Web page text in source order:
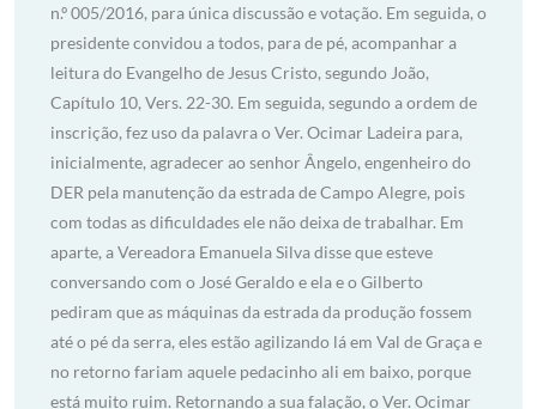
n.º 005/2016, para única discussão e votação. Em seguida, o
presidente convidou a todos, para de pé, acompanhar a
leitura do Evangelho de Jesus Cristo, segundo João,
Capítulo 10, Vers. 22-30. Em seguida, segundo a ordem de
inscrição, fez uso da palavra o Ver. Ocimar Ladeira para,
inicialmente, agradecer ao senhor Ângelo, engenheiro do
DER pela manutenção da estrada de Campo Alegre, pois
com todas as dificuldades ele não deixa de trabalhar. Em
aparte, a Vereadora Emanuela Silva disse que esteve
conversando com o José Geraldo e ela e o Gilberto
pediram que as máquinas da estrada da produção fossem
até o pé da serra, eles estão agilizando lá em Val de Graça e
no retorno fariam aquele pedacinho ali em baixo, porque
está muito ruim. Retornando a sua falação, o Ver. Ocimar